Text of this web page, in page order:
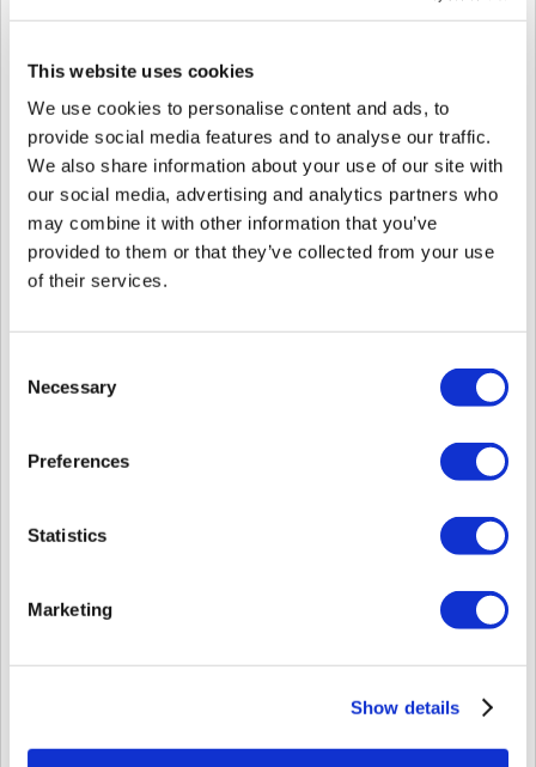
This website uses cookies
We use cookies to personalise content and ads, to
provide social media features and to analyse our traffic.
We also share information about your use of our site with
our social media, advertising and analytics partners who
may combine it with other information that you’ve
provided to them or that they’ve collected from your use
of their services.
Selection
Necessary
Preferences
Statistics
Marketing
Show details
0. Antes de establecer la configuración del Directorio Activo, por favor
refierase al siguiente artículo y confirme la conexión del servidor de
Directorio Activo.
- Referirse al siguiente link : [BioStar 2] How To Confirm Active Directory
Information
1. Active la licencia de BioStar 2 AC (Nivel Avanzado o superior) y confirme
el nivel de licenciamiento.
Referirse al siguiente link: [BioStar 2] How To Active BioStar 2 license
2-1. Clic en [Aplicar] para guardar la información